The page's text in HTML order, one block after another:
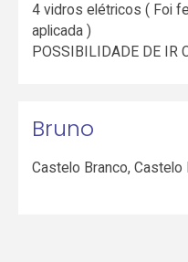
4 vidros elétricos ( Foi
aplicada )
POSSIBILIDADE DE IR
Bruno
Castelo Branco,Castelo